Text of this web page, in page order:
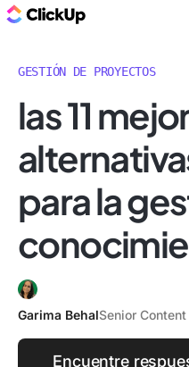
GESTIÓN DE PROYECTOS
las 11
para la
Garima BehalSenior
Encuentre